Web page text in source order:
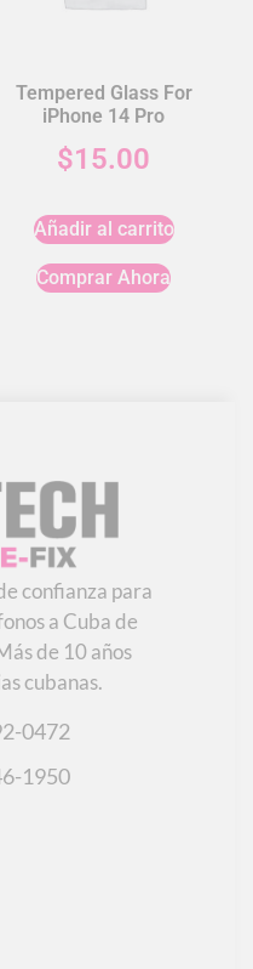
Tempered Glass For
iPhone 14 Pro
$15.00
Añadir al carrito
Comprar Ahora
confianza para
a Cuba de
de 10 años
cubanas.
0472
1950